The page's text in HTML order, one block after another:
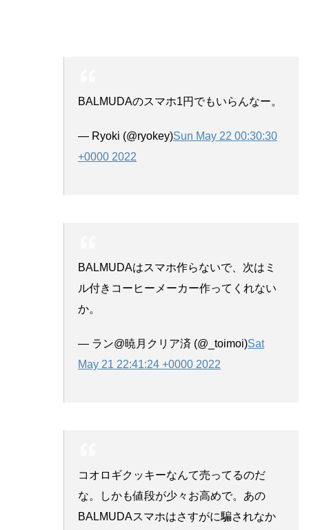
BALMUDAのスマホ1円でもいらんなー。
— Ryoki (@ryokey)Sun May 22 00:30:30
+0000 2022
BALMUDAはスマホ作らないで、次はミ
ル付きコーヒーメーカー作ってくれない
か。
— ラン@暁月クリア済 (@_toimoi)Sat
May 21 22:41:24 +0000 2022
コオロギクッキーなんて売ってるのだ
な。しかも値段が少々お高めで。あの
BALMUDAスマホはさすがに騙されなか